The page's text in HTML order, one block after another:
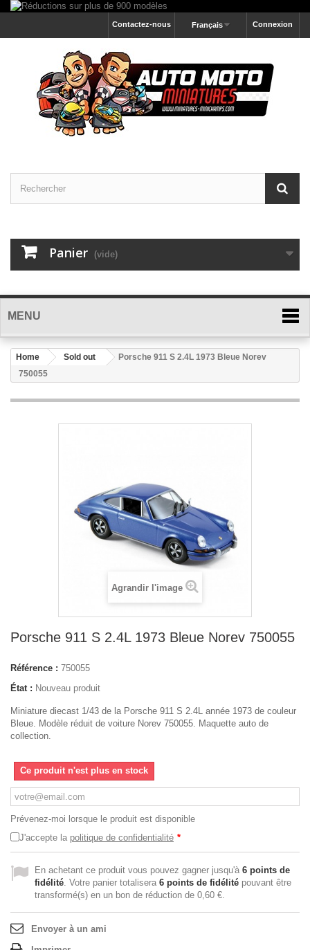
Connexion
Français
Contactez-nous
Panier (vide)
MENU
Home Sold out
Porsche 911 S 2.4L 1973 Bleue Norev
750055
Agrandir l'image
Porsche 911 S 2.4L 1973 Bleue Norev 750055
Référence : 750055
État : Nouveau produit
Miniature diecast 1/43 de la Porsche 911 S 2.4L année 1973 de couleur
Bleue. Modèle réduit de voiture Norev 750055. Maquette auto de
collection.
Ce produit n'est plus en stock
Prévenez-moi lorsque le produit est disponible
J'accepte la politique de confidentialité *
En achetant ce produit vous pouvez gagner jusqu'à 6 points de
fidélité. Votre panier totalisera 6 points de fidélité pouvant être
transformé(s) en un bon de réduction de 0,60 €.
Envoyer à un ami